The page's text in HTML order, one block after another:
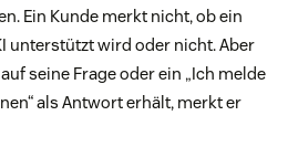
Ein Kunde merkt nicht, ob ein
unterstützt wird oder nicht. Aber
seine Frage oder ein „Ich melde
als Antwort erhält, merkt er